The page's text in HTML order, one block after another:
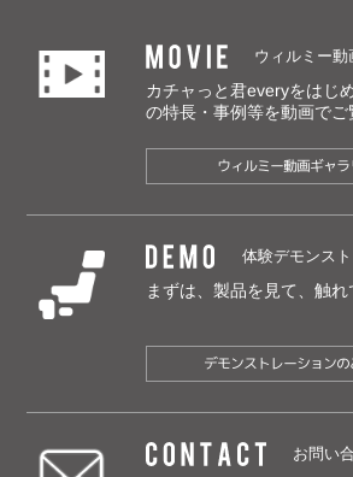
MOVIE
ウィルミー動
カチャっと君everyをはじ
の特長・事例等を動画でご
ウィルミー動画ギャ
DEMO
体験デモンス
まずは、製品を見て、触
デモンストレーション
CONTACT
お問い